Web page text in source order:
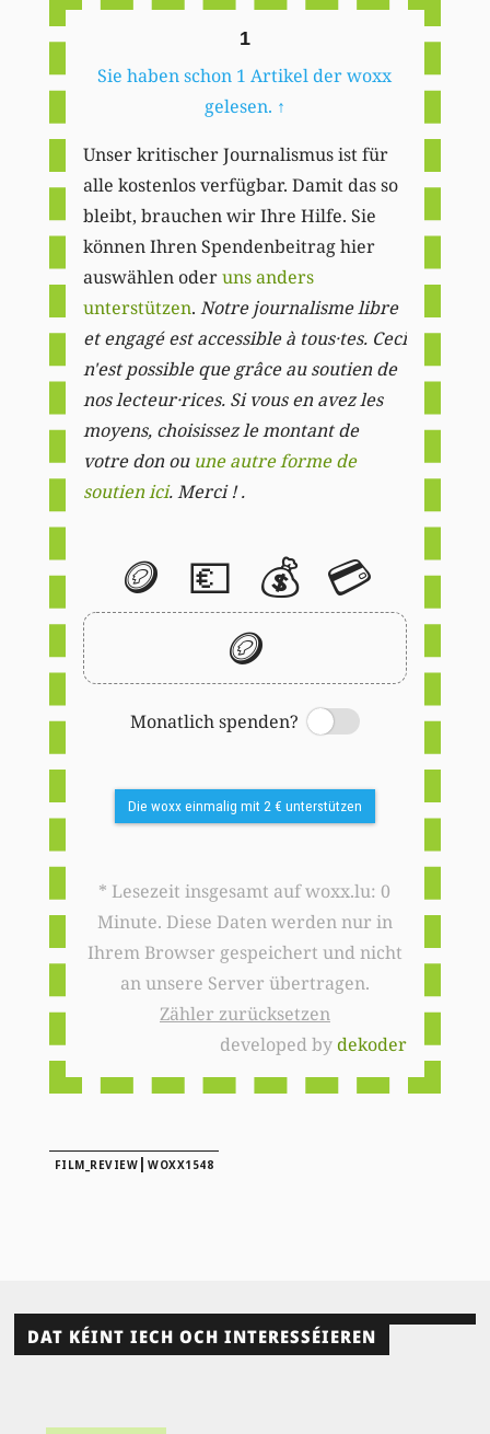
1
Sie haben schon 1 Artikel der woxx
gelesen. ↑
Unser kritischer Journalismus ist für
alle kostenlos verfügbar. Damit das so
bleibt, brauchen wir Ihre Hilfe. Sie
können Ihren Spendenbeitrag hier
auswählen oderuns anders
unterstützen. Notre journalisme libre
et engagé est accessible à tous·tes. Ceci
n'est possible que grâce au soutien de
nos lecteur·rices. Si vous en avez les
moyens, choisissez le montant de
votre don ou une autre forme de
soutien ici. Merci ! .
🪙 💶 💰 💳
🪙
Monatlich spenden?
Switch
Die woxx einmalig mit 2 € unterstützen
* Lesezeit insgesamt auf woxx.lu: 0
Minute. Diese Daten werden nur in
Ihrem Browser gespeichert und nicht
an unsere Server übertragen.
Zähler zurücksetzen
developed bydekoder
FILM_REVIEW |WOXX1548
DAT KÉINT IECH OCH INTERESSÉIEREN